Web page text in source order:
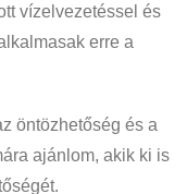
vízelvezetéssel és
erre a
öntözhetőség és a
ajánlom, akik ki is